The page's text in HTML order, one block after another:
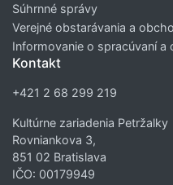
Súhrnné správy
Verejné obstarávania a
Informovanie o spracúvaní
Kontakt
+421 2 68 299 219
Kultúrne zariadenia Petržalky
Rovniankova 3,
851 02 Bratislava
IČO: 00179949